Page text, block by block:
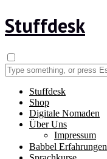
Stuffdesk
Stuffdesk
Shop
Digitale Nomaden
Über Uns
Impressum
Babbel Erfahrungen